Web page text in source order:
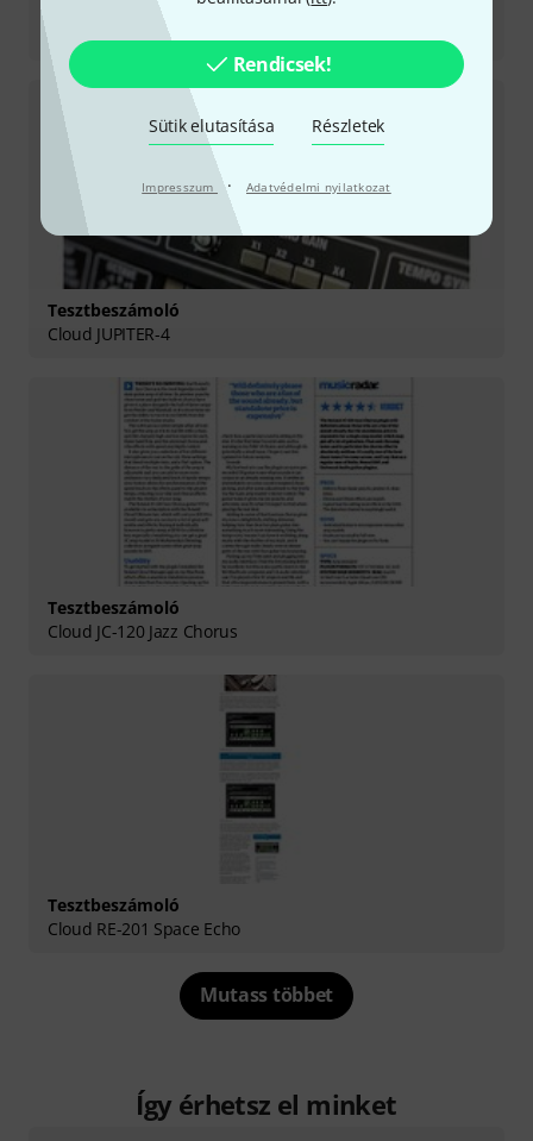
Rendicsek!
Sütik elutasítása Részletek
Impresszum · Adatvédelmi nyilatkozat
Tesztbeszámoló
Cloud TR-606
Tesztbeszámoló
Cloud JUPITER-4
Tesztbeszámoló
Cloud JC-120 Jazz Chorus
Tesztbeszámoló
Cloud RE-201 Space Echo
Mutass többet
Így érhetsz el minket